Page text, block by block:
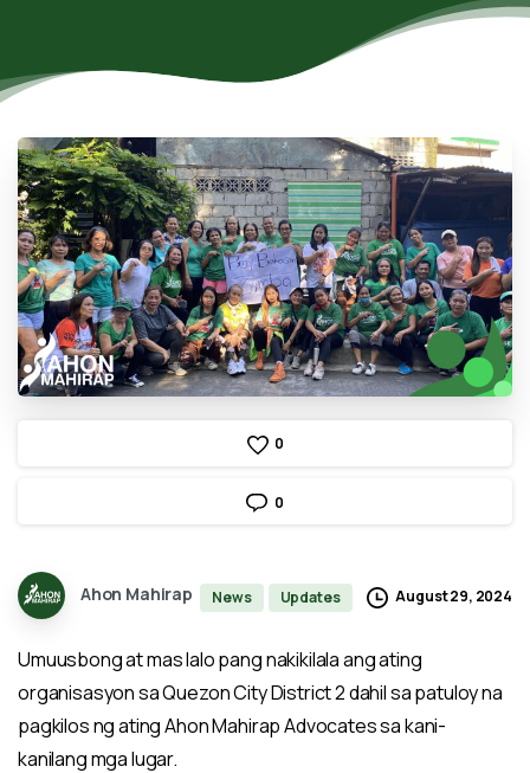
0
0
Ahon Mahirap News Updates August 29, 2024
Umuusbong at mas lalo pang nakikilala ang ating
organisasyon sa Quezon City District 2 dahil sa patuloy na
pagkilos ng ating Ahon Mahirap Advocates sa kani-
kanilang mga lugar.